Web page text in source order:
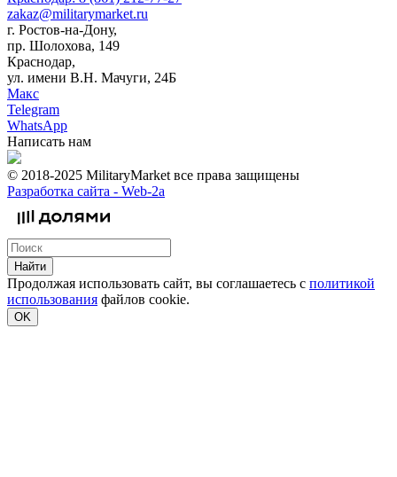
zakaz@militarymarket.ru
г. Ростов-на-Дону,
пр. Шолохова, 149
Краснодар,
ул. имени В.Н. Мачуги, 24Б
Макс
Telegram
WhatsApp
Написать нам
© 2018-2025 MilitaryMarket все права защищены
Разработка сайта - Web-2a
Найти
Продолжая использовать сайт, вы соглашаетесь с политикой
использования файлов cookie.
OK